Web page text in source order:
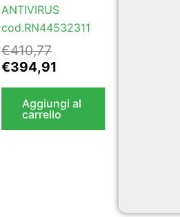
ANTIVIRUS
cod.RN44532311
€410,77
€394,91
Aggiungi al
carrello